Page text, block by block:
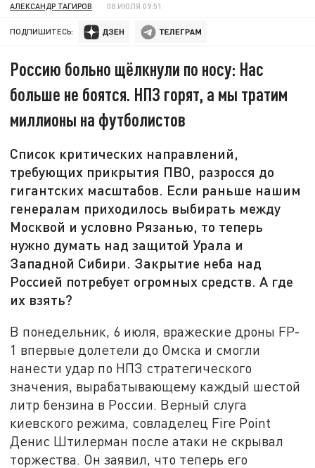
АЛЕКСАНДР ТАГИРОВ 08 ИЮЛЯ 09:51
ПОДПИШИТЕСЬ:
Россию больно щёлкнули по носу: Нас
больше не боятся. НПЗ горят, а мы тратим
миллионы на футболистов
Список критических направлений,
требующих прикрытия ПВО, разросся до
гигантских масштабов. Если раньше нашим
генералам приходилось выбирать между
Москвой и условно Рязанью, то теперь
нужно думать над защитой Урала и
Западной Сибири. Закрытие неба над
Россией потребует огромных средств. А где
их взять?
В понедельник, 6 июля, вражеские дроны FP-
1 впервые долетели до Омска и смогли
нанести удар по НПЗ стратегического
значения, вырабатывающему каждый шестой
литр бензина в России. Верный слуга
киевского режима, совладелец Fire Point
Денис Штилерман после атаки не скрывал
торжества. Он заявил, что теперь его